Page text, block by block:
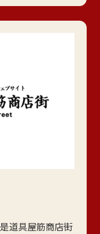
道具屋筋商店街